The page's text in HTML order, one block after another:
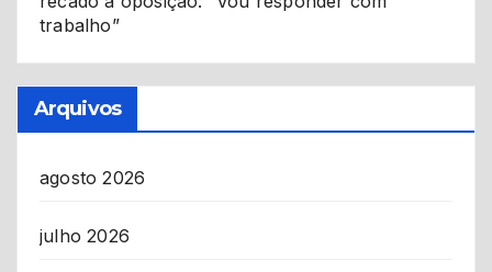
trabalho”
Arquivos
agosto 2026
julho 2026